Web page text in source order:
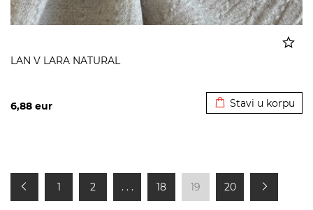
LAN V LARA NATURAL
6,88 eur Stavi u korpu
1 2 . . . 18 19 20